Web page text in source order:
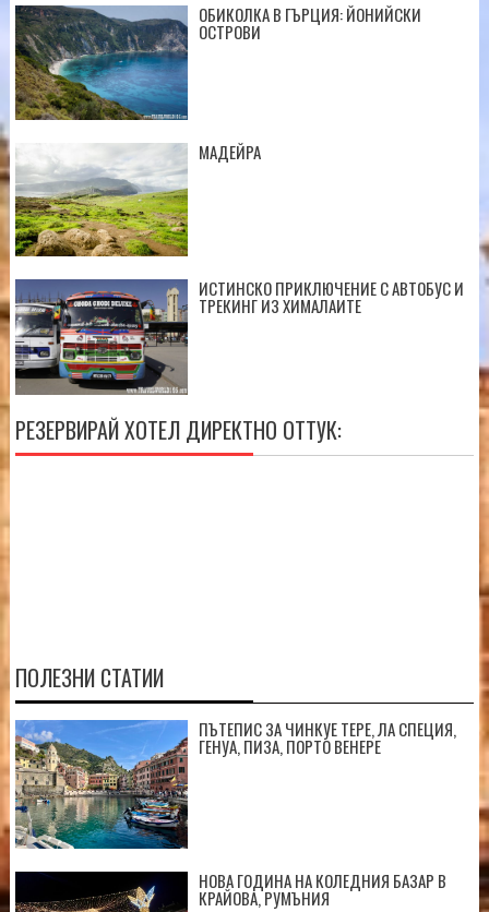
ОБИКОЛКА В ГЪРЦИЯ: ЙОНИЙСКИ
ОСТРОВИ
МАДЕЙРА
ИСТИНСКО ПРИКЛЮЧЕНИЕ С АВТОБУС И
ТРЕКИНГ ИЗ ХИМАЛАИТЕ
РЕЗЕРВИРАЙ ХОТЕЛ ДИРЕКТНО ОТТУК:
ПОЛЕЗНИ СТАТИИ
ПЪТЕПИС ЗА ЧИНКУЕ ТЕРЕ, ЛА СПЕЦИЯ,
ГЕНУА, ПИЗА, ПОРТО ВЕНЕРЕ
НОВА ГОДИНА НА КОЛЕДНИЯ БАЗАР В
КРАЙОВА, РУМЪНИЯ